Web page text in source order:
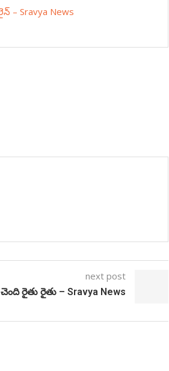
– Sravya News
next post
రైతు రైతు – Sravya News